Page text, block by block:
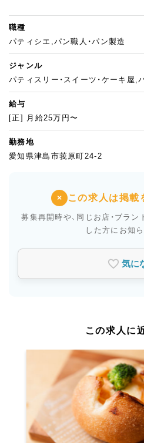
職種
パティシエ,パン職人・パン製造
ジャンル
パティスリー・スイーツ・ケーキ屋,
給与
[正] 月給25万円〜
勤務地
愛知県津島市莪原町24-2
× この求人は掲載
募集再開時や、同じお店・ブラ
した方にお知
気に
この求人に